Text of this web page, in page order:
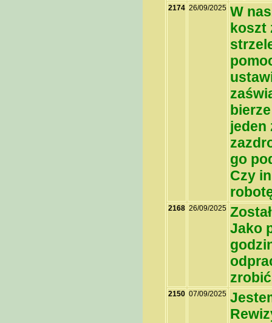
2174 26/09/2025 W
koszt
jeden
go
Czy
2168 26/09/2025
Jako
2150 07/09/2025